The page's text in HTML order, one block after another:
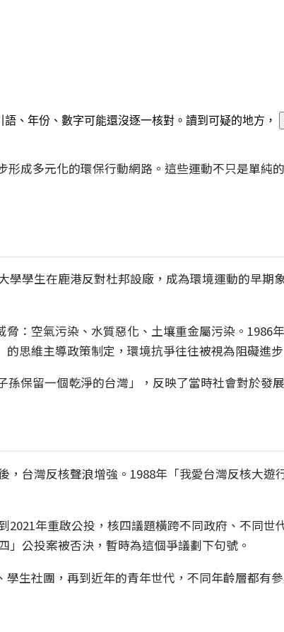
、年份、數字可能還沒逐一核對。讀到可疑的地方，
成多元化的環保行動網路。這些運動不只是單純
學生在鹿港反對杜邦設廠，成為環境運動的早期
：空氣污染、水質惡化、土壤重金屬污染。1986
思維主導政策制定，環境抗爭往往被視為阻礙進步
保留一個乾淨的台灣」，反映了當時社會對於發
台灣反核聲浪增強。1988年「我愛台灣反核大
年重啟公投，核四議題橫跨不同政府、不同
公投案被否決，暫時為這個爭議劃下句號。
生社團，再到近年的青年世代，不同年齡層都有